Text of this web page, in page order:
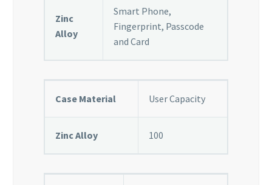
Zinc
Alloy
Smart Phone,
Fingerprint, Passcode
and Card
Case Material User Capacity
Zinc Alloy 100
algunas
funcionalidades
desaparecerán
Al compartir tus
mientras visitas
posibilidad de